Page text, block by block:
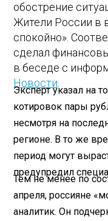
обострение
Жители России в
спокойно».
сделал
в беседе с
Новости
Эксперт указал на
котировок пары
несмотря на
регионе. В то же
период могут
предупредил
Тем не менее по
апреля, россияне
аналитик. Он